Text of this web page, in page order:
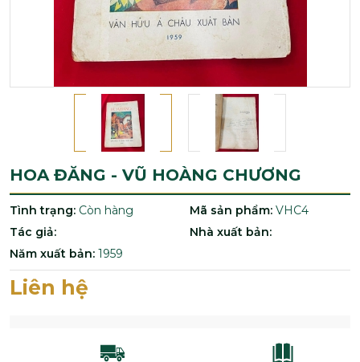
HOA ĐĂNG - VŨ HOÀNG CHƯƠNG
Tình trạng: Còn hàng Mã sản phẩm: VHC4
Tác giả:
Nhà xuất bản:
Năm xuất bản: 1959
Liên hệ